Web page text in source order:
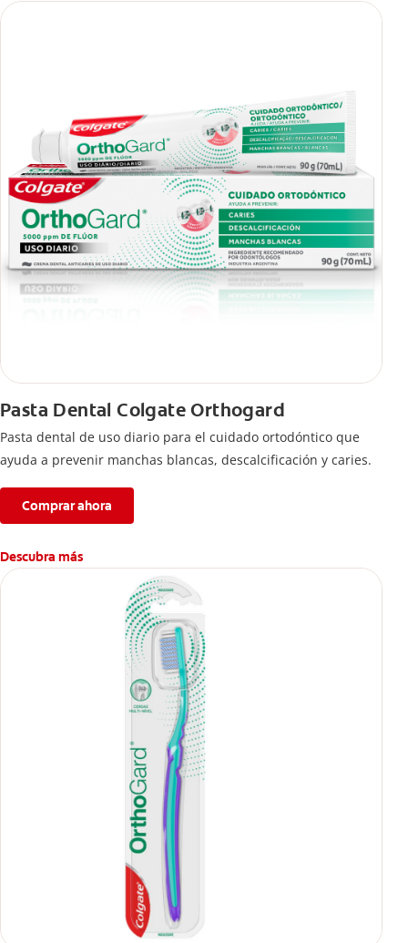
Pasta Dental Colgate Orthogard
Pasta dental de uso diario para el cuidado ortodóntico que
ayuda a prevenir manchas blancas, descalcificación y caries.
Comprar ahora
Descubra más